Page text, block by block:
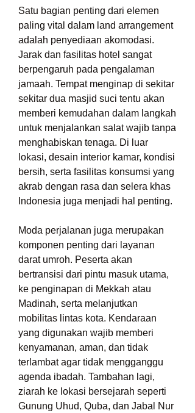
Satu bagian penting dari elemen
paling vital dalam land arrangement
adalah penyediaan akomodasi.
Jarak dan fasilitas hotel sangat
berpengaruh pada pengalaman
jamaah. Tempat menginap di sekitar
sekitar dua masjid suci tentu akan
memberi kemudahan dalam langkah
untuk menjalankan salat wajib tanpa
menghabiskan tenaga. Di luar
lokasi, desain interior kamar, kondisi
bersih, serta fasilitas konsumsi yang
akrab dengan rasa dan selera khas
Indonesia juga menjadi hal penting.
Moda perjalanan juga merupakan
komponen penting dari layanan
darat umroh. Peserta akan
bertransisi dari pintu masuk utama,
ke penginapan di Mekkah atau
Madinah, serta melanjutkan
mobilitas lintas kota. Kendaraan
yang digunakan wajib memberi
kenyamanan, aman, dan tidak
terlambat agar tidak mengganggu
agenda ibadah. Tambahan lagi,
ziarah ke lokasi bersejarah seperti
Gunung Uhud, Quba, dan Jabal Nur